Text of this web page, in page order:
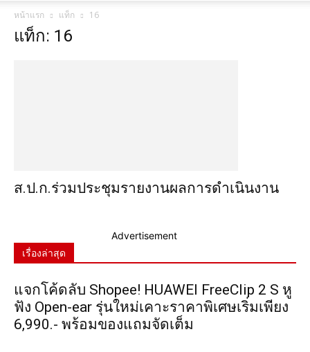
หน้าแรก แท็ก 16
แท็ก: 16
ส.ป.ก.ร่วมประชุมรายงานผลการดำเนินงาน
Advertisement
เรื่องล่าสุด
แจกโค้ดลับ Shopee! HUAWEI FreeClip 2 S หู
ฟัง Open-ear รุ่นใหม่เคาะราคาพิเศษเริ่มเพียง
6,990.- พร้อมของแถมจัดเต็ม